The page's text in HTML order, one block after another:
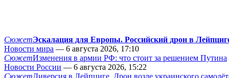
СюжетЭскалация для Европы. Российский дрон в
Новости мира — 6 августа 2026, 17:10
СюжетИзменения в армии РФ: что стоит за решением Путина
Новости России — 6 августа 2026, 15:22